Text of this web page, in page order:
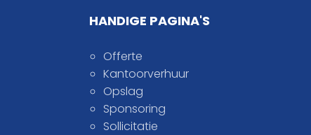
HANDIGE PAGINA'S
Offerte
Kantoorverhuur
Opslag
Sponsoring
Sollicitatie